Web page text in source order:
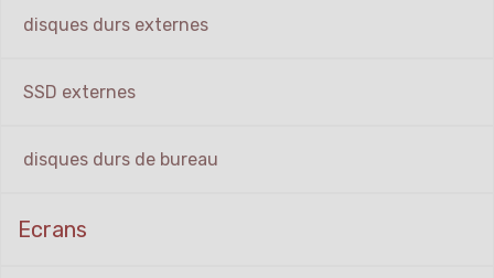
disques durs externes
SSD externes
disques durs de bureau
Ecrans